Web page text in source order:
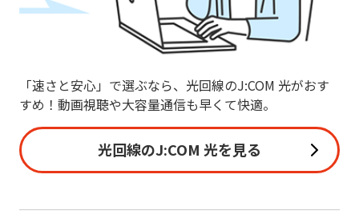
「速さと安心」で選ぶなら、光回線のJ:COM 光がおす
すめ！動画視聴や大容量通信も早くて快適。
光回線のJ:COM 光を見る